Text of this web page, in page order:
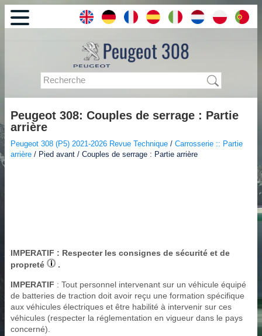
Peugeot 308: Couples de serrage : Partie
arrière
Peugeot 308 (P5) 2021-2026 Revue Technique / Carrosserie :: Partie
arrière / Pied avant / Couples de serrage : Partie arrière
IMPERATIF : Respecter les consignes de sécurité et de
propreté
.
IMPERATIF : Tout personnel intervenant sur un véhicule équipé
de batteries de traction doit avoir reçu une formation spécifique
aux véhicules électriques et être habilité à intervenir sur ces
véhicules (respecter la réglementation en vigueur dans le pays
concerné).